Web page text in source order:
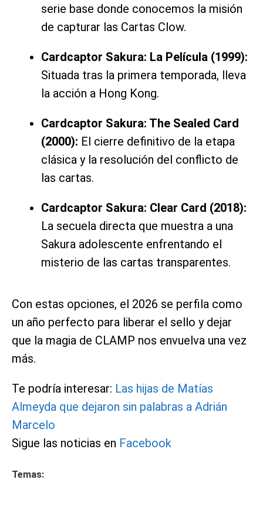
serie base donde conocemos la misión
de capturar las Cartas Clow.
Cardcaptor Sakura: La Película (1999):
Situada tras la primera temporada, lleva
la acción a Hong Kong.
Cardcaptor Sakura: The Sealed Card
(2000): El cierre definitivo de la etapa
clásica y la resolución del conflicto de
las cartas.
Cardcaptor Sakura: Clear Card (2018):
La secuela directa que muestra a una
Sakura adolescente enfrentando el
misterio de las cartas transparentes.
Con estas opciones, el 2026 se perfila como
un año perfecto para liberar el sello y dejar
que la magia de CLAMP nos envuelva una vez
más.
Te podría interesar: Las hijas de Matías
Almeyda que dejaron sin palabras a Adrián
Marcelo
Sigue las noticias en Facebook
Temas: